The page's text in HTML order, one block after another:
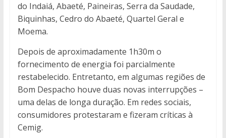
do Indaiá, Abaeté, Paineiras, Serra da Saudade,
Biquinhas, Cedro do Abaeté, Quartel Geral e
Moema.
Depois de aproximadamente 1h30m o
fornecimento de energia foi parcialmente
restabelecido. Entretanto, em algumas regiões de
Bom Despacho houve duas novas interrupções –
uma delas de longa duração. Em redes sociais,
consumidores protestaram e fizeram críticas à
Cemig.